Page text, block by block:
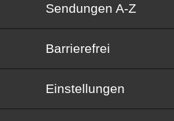
Sendungen von A bis Z
Sendungen A-Z
Barrierefrei
Barrierefrei
Einstellungen